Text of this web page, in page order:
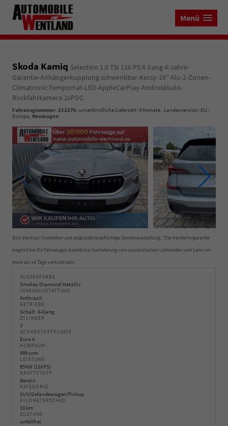
Menü
Skoda Kamiq Selection 1.0 TSI 116 PS 6 Gang 4-Jahre-
Garantie-Anhängerkupplung schwenkbar-Kessy-16" Alu-2-Zonen-
Climatronic-Tempomat-LED-AppleCarPlay-AndroidAuto-
Rückfahrkamera-2xPDC
Fahrzeugnummer: 212276, unverbindliche Lieferzeit: 4 Monate , Landesversion: EU -
Europa, Neuwagen
Bild dient zur Illustration und zeigt aufpreispflichtige Sonderausstattung. "Die Herstellergarantie
beginnt bei EU-Fahrzeugen bereits bei Auslieferung vom ausländischen Lieferanten und kann um
mehr als 14 Tage verkürzt sein.
AUSSENFARBE
Smokey Diamond Metallic
INNENAUSSTATTUNG
Anthrazit
GETRIEBE
Schalt. 6-Gang
ZYLINDER
3
SCHADSTOFFKLASSE
Euro 6
HUBRAUM
999 ccm
LEISTUNG
85 kW (116 PS)
KRAFTSTOFF
Benzin
KATEGORIE
SUV/Geländewagen/Pickup
KILOMETERSTAND
10 km
ZUSTAND
unfallfrei